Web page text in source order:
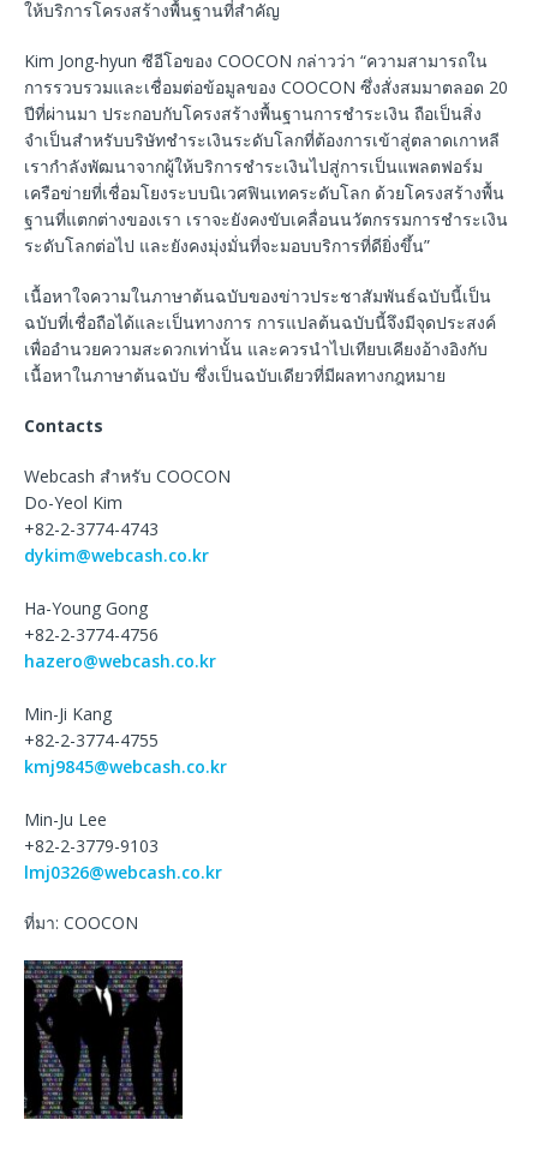
ให้บริการโครงสร้างพื้นฐานที่สำคัญ
Kim Jong-hyun ซีอีโอของ COOCON กล่าวว่า “ความสามารถใน
การรวบรวมและเชื่อมต่อข้อมูลของ COOCON ซึ่งสั่งสมมาตลอด 20
ปีที่ผ่านมา ประกอบกับโครงสร้างพื้นฐานการชำระเงิน ถือเป็นสิ่ง
จำเป็นสำหรับบริษัทชำระเงินระดับโลกที่ต้องการเข้าสู่ตลาดเกาหลี
เรากำลังพัฒนาจากผู้ให้บริการชำระเงินไปสู่การเป็นแพลตฟอร์ม
เครือข่ายที่เชื่อมโยงระบบนิเวศฟินเทคระดับโลก ด้วยโครงสร้างพื้น
ฐานที่แตกต่างของเรา เราจะยังคงขับเคลื่อนนวัตกรรมการชำระเงิน
ระดับโลกต่อไป และยังคงมุ่งมั่นที่จะมอบบริการที่ดียิ่งขึ้น”
เนื้อหาใจความในภาษาต้นฉบับของข่าวประชาสัมพันธ์ฉบับนี้เป็น
ฉบับที่เชื่อถือได้และเป็นทางการ การแปลต้นฉบับนี้จึงมีจุดประสงค์
เพื่ออำนวยความสะดวกเท่านั้น และควรนำไปเทียบเคียงอ้างอิงกับ
เนื้อหาในภาษาต้นฉบับ ซึ่งเป็นฉบับเดียวที่มีผลทางกฎหมาย
Contacts
Webcash สำหรับ COOCON
Do-Yeol Kim
+82-2-3774-4743
dykim@webcash.co.kr
Ha-Young Gong
+82-2-3774-4756
hazero@webcash.co.kr
Min-Ji Kang
+82-2-3774-4755
kmj9845@webcash.co.kr
Min-Ju Lee
+82-2-3779-9103
lmj0326@webcash.co.kr
ที่มา: COOCON